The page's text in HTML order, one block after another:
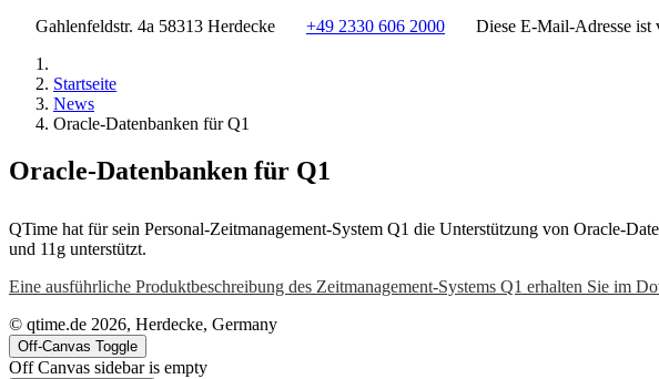
Gahlenfeldstr. 4a 58313 Herdecke
+49 2330 606 2000 Diese E-Mail-Adresse ist
Startseite
News
Oracle-Datenbanken für Q1
Oracle-Datenbanken für Q1
QTime hat für sein Personal-Zeitmanagement-System Q1 die Unterstützung von Oracle-
und 11g unterstützt.
Eine ausführliche Produktbeschreibung des Zeitmanagement-Systems Q1 erhalten Sie im
© qtime.de 2026, Herdecke, Germany
Off-Canvas Toggle
Off Canvas sidebar is empty